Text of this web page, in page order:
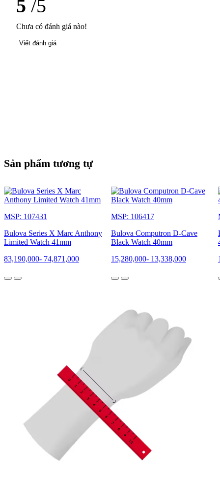
5 /5
Chưa có đánh giá nào!
Viết đánh giá
Sản phẩm tương tự
MSP: 107431
Bulova Series X Marc Anthony
Limited Watch 41mm
83,190,000- 74,871,000
MSP: 106417
Bulova Computron D-Cave
Black Watch 40mm
15,280,000- 13,338,000